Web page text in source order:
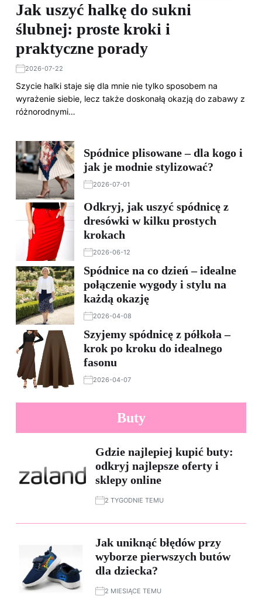
Jak uszyć halkę do sukni
ślubnej: proste kroki i
praktyczne porady
2026-07-22
Szycie halki staje się dla mnie nie tylko sposobem na
wyrażenie siebie, lecz także doskonałą okazją do zabawy z
różnorodnymi…
Spódnice plisowane – dla kogo i
jak je modnie stylizować?
2026-07-01
Odkryj, jak uszyć spódnicę z
dresówki w kilku prostych
krokach
2026-06-12
Spódnice na co dzień – idealne
połączenie wygody i stylu na
każdą okazję
2026-04-08
Szyjemy spódnicę z półkoła –
krok po kroku do idealnego
fasonu
2026-04-07
Buty
Gdzie najlepiej kupić buty:
odkryj najlepsze oferty i
sklepy online
2 TYGODNIE TEMU
Jak uniknąć błędów przy
wyborze pierwszych butów
dla dziecka?
2 MIESIĄCE TEMU